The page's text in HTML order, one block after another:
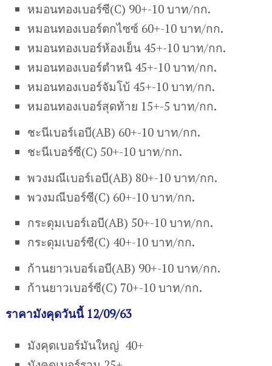
หมอนทองเบอร์ซี(C) 90+-10 บาท/กก.
หมอนทองเบอร์ตกไซซ์ 60+-10 บาท/กก.
หมอนทองเบอร์ห้องเย็น 45+-10 บาท/กก.
หมอนทองเบอร์ตำหนิ 45+-10 บาท/กก.
หมอนทองเบอร์จัมโบ้ 45+-10 บาท/กก.
หมอนทองเบอร์สุดท้าย 15+-5 บาท/กก.
ชะนีเบอร์เอบี(AB) 60+-10 บาท/กก.
ชะนีเบอร์ซี(C) 50+-10 บาท/กก.
พวงมณีเบอร์เอบี(AB) 80+-10 บาท/กก.
พวงมณีบอร์ซี(C) 60+-10 บาท/กก.
กระดุมเบอร์เอบี(AB) 50+-10 บาท/กก.
กระดุมเบอร์ซี(C) 40+-10 บาท/กก.
ก้านยาวเบอร์เอบี(AB) 90+-10 บาท/กก.
ก้านยาวเบอร์ซี(C) 70+-10 บาท/กก.
ราคามังคุดวันนี้ 12/09/63
มังคุดเบอร์มันใหญ่ 40+